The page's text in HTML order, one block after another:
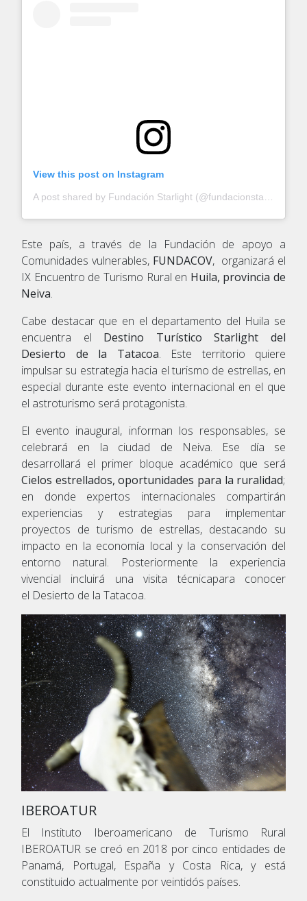
View this post on Instagram
Este país, a través de la Fundación de apoyo a
Comunidades vulnerables, FUNDACOV, organizará el
IX Encuentro de Turismo Rural en Huila, provincia de
Neiva.
Cabe destacar que en el departamento del Huila se
encuentra el Destino Turístico Starlight del
Desierto de la Tatacoa. Este territorio quiere
impulsar su estrategia hacia el turismo de estrellas, en
especial durante este evento internacional en el que
el astroturismo será protagonista.
El evento inaugural, informan los responsables, se
celebrará en la ciudad de Neiva. Ese día se
desarrollará el primer bloque académico que será
Cielos estrellados, oportunidades para la ruralidad;
en donde expertos internacionales compartirán
experiencias y estrategias para implementar
proyectos de turismo de estrellas, destacando su
impacto en la economía local y la conservación del
entorno natural. Posteriormente la experiencia
vivencial incluirá una visita técnicapara conocer
el Desierto de la Tatacoa.
IBEROATUR
El Instituto Iberoamericano de Turismo Rural
IBEROATUR se creó en 2018 por cinco entidades de
Panamá, Portugal, España y Costa Rica, y está
constituido actualmente por veintidós países.